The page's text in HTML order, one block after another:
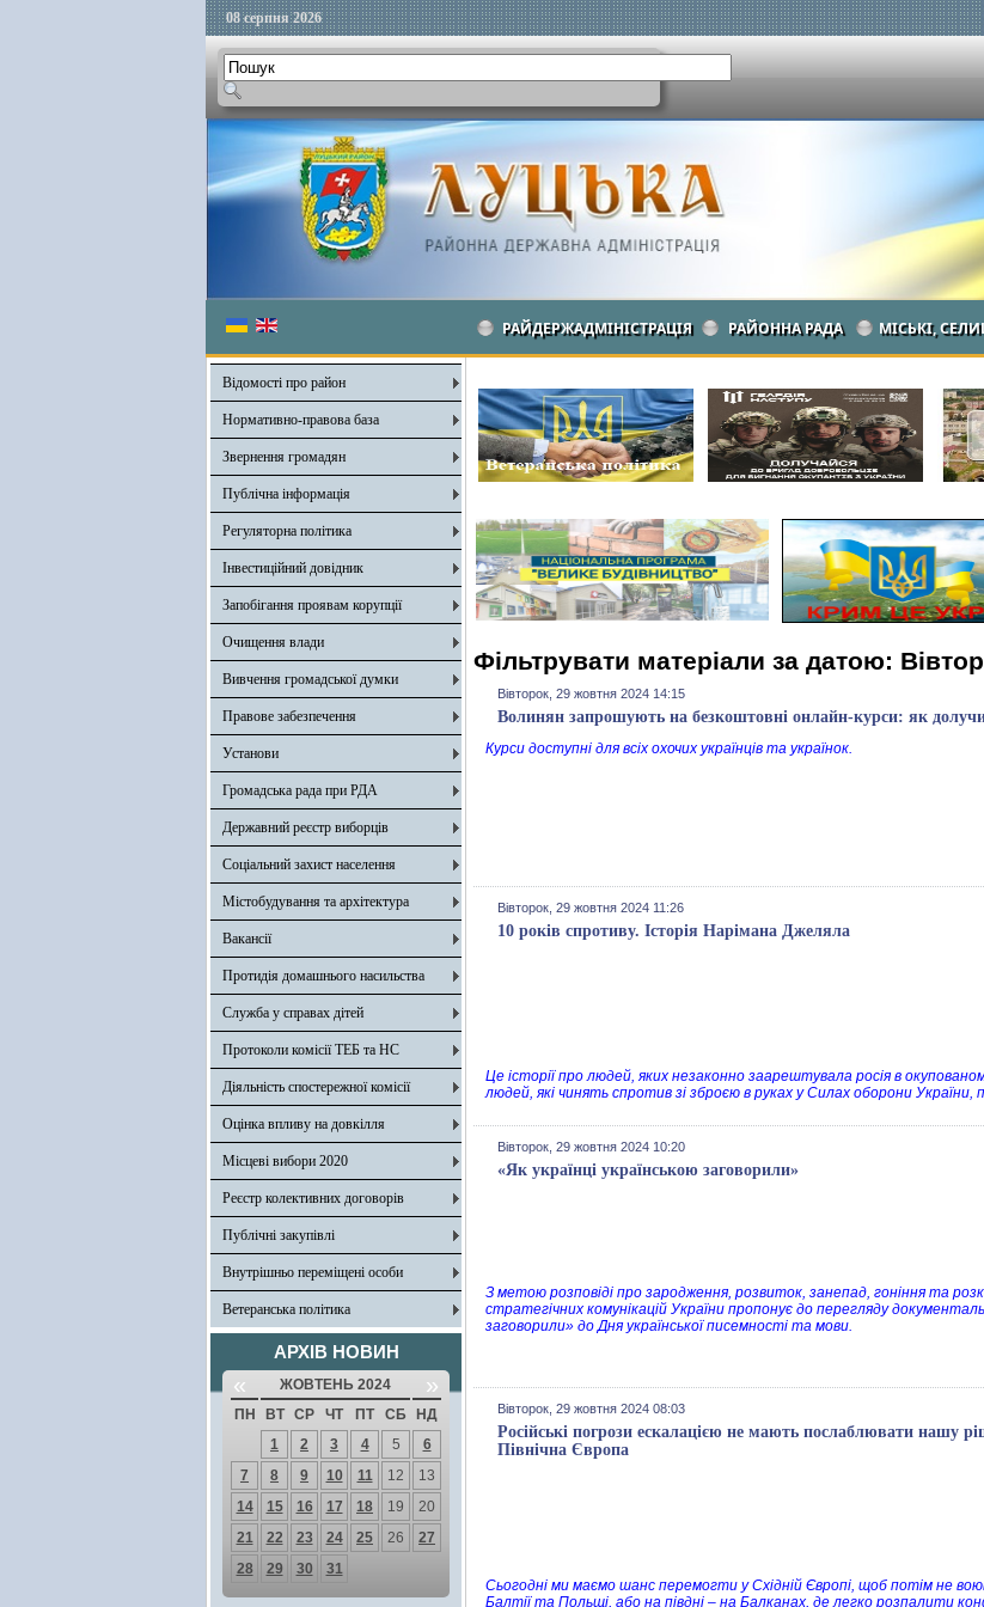
08 серпня 2026
РАЙДЕРЖАДМІНІСТРАЦІЯ РАЙОННА РАДА МІСЬКІ,
Відомості про район
Нормативно-правова база
Звернення громадян
Публічна інформація
Регуляторна політика
Інвестиційний довідник
Запобігання проявам корупції
Очищення влади
Вивчення громадської думки
Правове забезпечення
Установи
Громадська рада при РДА
Державний реєстр виборців
Соціальний захист населення
Містобудування та архітектура
Вакансії
Протидія домашнього насильства
Служба у справах дітей
Протоколи комісії ТЕБ та НС
Діяльність спостережної комісії
Оцінка впливу на довкілля
Місцеві вибори 2020
Реєстр колективних договорів
Публічні закупівлі
Внутрішньо переміщені особи
Ветеранська політика
АРХІВ НОВИН
« ЖОВТЕНЬ 2024 »
ПН ВТ СР ЧТ ПТ СБ
НД
1
2 3 4 5
6
7
8 9 10 11 12
13
14
15 16 17 18 19
20
21
22 23 24 25 26
27
28
29 30 31
Фільтрувати матеріали за датою:
Вівторок, 29 жовтня 2024 14:15
Волинян запрошують на безкоштовні онлайн-курси: як
Курси доступні для всіх охочих українців та українок.
Вівторок, 29 жовтня 2024 11:26
10 років спротиву. Історія Нарімана Джеляла
Це історії про людей, яких незаконно заарештувала росія в
людей, які чинять спротив зі зброєю в руках у Силах оборони України,
Вівторок, 29 жовтня 2024 10:20
«Як українці українською заговорили»
З метою розповіді про зародження, розвиток, занепад, гоніння та
стратегічних комунікацій України пропонує до перегляду
заговорили» до Дня української писемності та мови.
Вівторок, 29 жовтня 2024 08:03
Російські погрози ескалацією не мають послаблювати нашу
Північна Європа
Сьогодні ми маємо шанс перемогти у Східній Європі, щоб потім не
Балтії та Польщі, або на півдні – на Балканах, де легко розпалити